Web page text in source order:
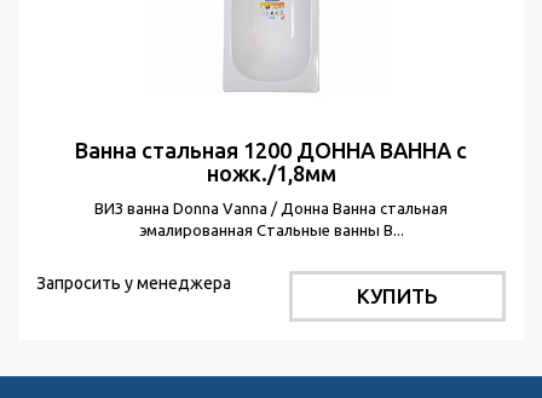
Ванна стальная 1200 ДОННА ВАННА с
ножк./1,8мм
ВИЗ ванна Donna Vanna / Донна Ванна стальная
эмалированная Стальные ванны В...
Запросить у менеджера
КУПИТЬ